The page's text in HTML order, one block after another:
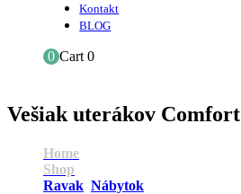
Kontakt
BLOG
0 Cart0
Vešiak uterákov Comfort
Home
Shop
Ravak Nábytok